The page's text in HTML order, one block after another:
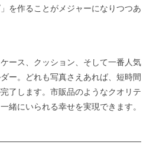
を作ることがメジャーになりつつあ
ース、クッション、そして一番人気
ー。どれも写真さえあれば、短時間
了します。市販品のようなクオリテ
緒にいられる幸せを実現できます。